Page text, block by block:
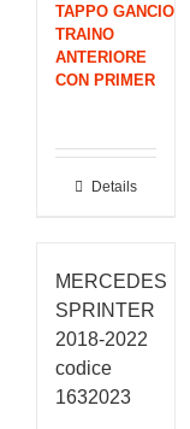
TAPPO GANCIO
TRAINO
ANTERIORE
CON PRIMER
Details
MERCEDES
SPRINTER
2018-2022
codice
1632023